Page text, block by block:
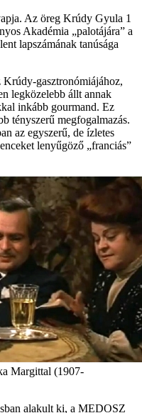
Az öreg Krúdy Gyula 1
Akadémia „palotájára” a
lapszámának tanúsága
Krúdy-gasztronómiájához,
legközelebb állt annak
inkább gourmand. Ez
tényszerű megfogalmazás.
az egyszerű, de ízletes
lenyűgöző „franciás”
Margittal (1907-
alakult ki, a MEDOSZ